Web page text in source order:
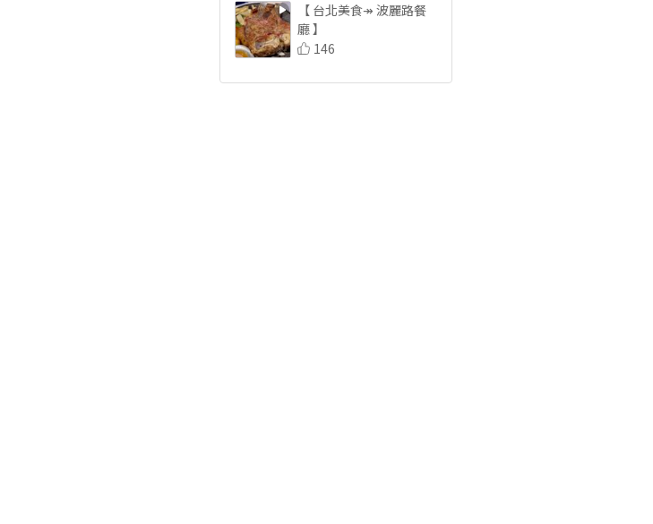
【 台北美食↠ 波麗路餐
廳 】
146
【 新竹美食↠ 最初咖啡